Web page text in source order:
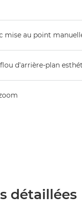
mise au point
d'arrière-plan
détaillées